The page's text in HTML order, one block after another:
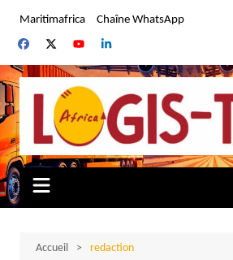
contenu
Maritimafrica Chaîne WhatsApp
Accueil redaction